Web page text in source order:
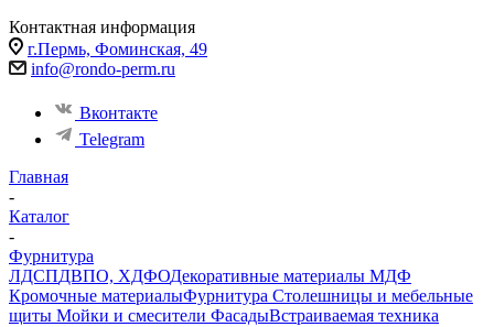
Контактная информация
г.Пермь, Фоминская, 49
info@rondo-perm.ru
Вконтакте
Telegram
Главная
-
Каталог
-
Фурнитура
ЛДСПДВПО, ХДФОДекоративные материалы МДФ
Кромочные материалыФурнитура Столешницы и мебельные
щиты Мойки и смесители ФасадыВстраиваемая техника